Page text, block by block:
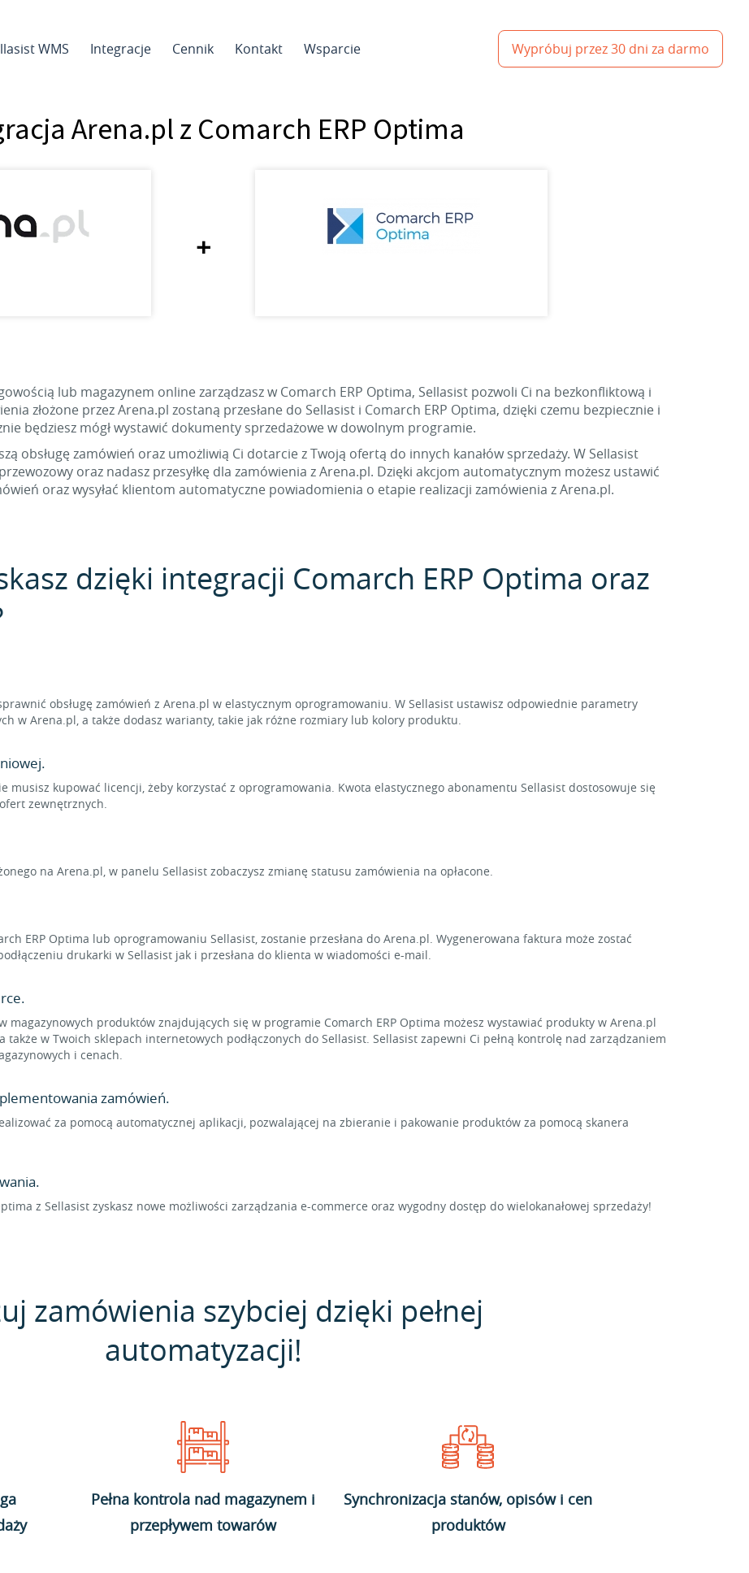
WMS Integracje Cennik Kontakt Wsparcie Wypróbuj przez 30 dni za darmo
Arena.pl z Comarch ERP Optima
+
lub magazynem online zarządzasz w Comarch ERP Optima, Sellasist pozwoli Ci na bezkonfliktową i
złożone przez Arena.pl zostaną przesłane do Sellasist i Comarch ERP Optima, dzięki czemu bezpiecznie i
będziesz mógł wystawić dokumenty sprzedażowe w dowolnym programie.
obsługę zamówień oraz umożliwią Ci dotarcie z Twoją ofertą do innych kanałów sprzedaży. W Sellasist
oraz nadasz przesyłkę dla zamówienia z Arena.pl. Dzięki akcjom automatycznym możesz ustawić
oraz wysyłać klientom automatyczne powiadomienia o etapie realizacji zamówienia z Arena.pl.
dzięki integracji Comarch ERP Optima oraz
obsługę zamówień z Arena.pl w elastycznym oprogramowaniu. W Sellasist ustawisz odpowiednie parametry
w Arena.pl, a także dodasz warianty, takie jak różne rozmiary lub kolory produktu.
musisz kupować licencji, żeby korzystać z oprogramowania. Kwota elastycznego abonamentu Sellasist dostosowuje się
zewnętrznych.
na Arena.pl, w panelu Sellasist zobaczysz zmianę statusu zamówienia na opłacone.
ERP Optima lub oprogramowaniu Sellasist, zostanie przesłana do Arena.pl. Wygenerowana faktura może zostać
drukarki w Sellasist jak i przesłana do klienta w wiadomości e-mail.
magazynowych produktów znajdujących się w programie Comarch ERP Optima możesz wystawiać produkty w Arena.pl
w Twoich sklepach internetowych podłączonych do Sellasist. Sellasist zapewni Ci pełną kontrolę nad zarządzaniem
i cenach.
zamówień.
za pomocą automatycznej aplikacji, pozwalającej na zbieranie i pakowanie produktów za pomocą skanera
z Sellasist zyskasz nowe możliwości zarządzania e-commerce oraz wygodny dostęp do wielokanałowej sprzedaży!
zamówienia szybciej dzięki pełnej
automatyzacji!
Pełna kontrola nad magazynem i
przepływem towarów
Synchronizacja stanów, opisów i cen
produktów